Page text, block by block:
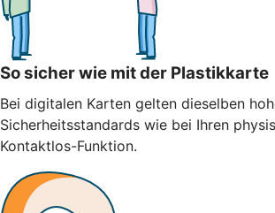
So sicher wie mit der Plastikkarte
Bei digitalen Karten gelten dieselben
Sicherheitsstandards wie bei Ihren
Kontaktlos-Funktion.